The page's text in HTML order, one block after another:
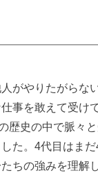
がやりたがらな
事を敢えて受け
歴史の中で脈々
た。4代目はま
ちの強みを理解